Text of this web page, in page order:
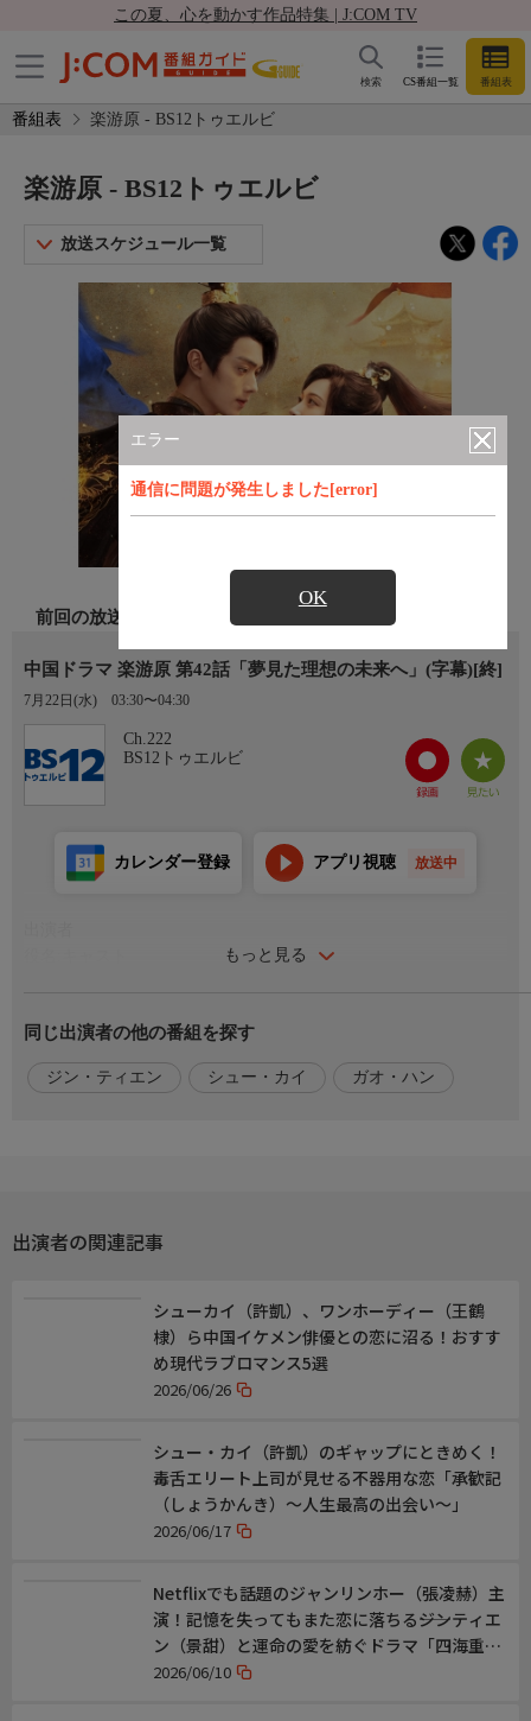
この夏、心を動かす作品特集 | J:COM TV
CS番組一覧 番組表
検索
番組表 楽游原 - BS12トゥエルビ
エラー
通信に問題が発生しました[error]
OK
楽游原 - BS12トゥエルビ
放送スケジュール一覧
前回の放送
中国ドラマ 楽游原 第42話「夢見た理想の未来へ」(字幕)[終]
7月22日(水) 03:30〜04:30
Ch.222
BS12トゥエルビ
もっと見る
カレンダー登録 アプリ視聴 放送中
桃子(とうし):ジョンホー・フイズー
若様:ガオ・ハン
顧婉娘(こえんじょう):チャオ・ジャーミン
をも操った悪党の顧(こ)宰相を成敗した。そして、李嶷は父親と
子と娘が生まれ、やがて10年の時が過ぎると…。
中国語・日本語字幕
■話題のアジアドラマを見逃さない!
詳しい作品情報や今後のラインナップは「BS12 アジドラ」で検
同じ出演者の他の番組を探す
ジン・ティエン シュー・カイ ガオ・ハン
出演者の関連記事
シューカイ（許凱）、ワンホーディー（王鶴
棣）ら中国イケメン俳優との恋に沼る！おすす
め現代ラブロマンス5選
2026/06/26
シュー・カイ（許凱）のギャップにときめく！
毒舌エリート上司が見せる不器用な恋「承歓記
（しょうかんき）～人生最高の出会い～」
2026/06/17
Netflixでも話題のジャンリンホー（張凌赫）主
演！記憶を失ってもまた恋に落ちる――ジンティエ
ン（景甜）と運命の愛を紡ぐドラマ「四海重
明」
2026/06/10